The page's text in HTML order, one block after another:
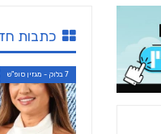
כתבות
7 בלוק - מגזין סופ"ש